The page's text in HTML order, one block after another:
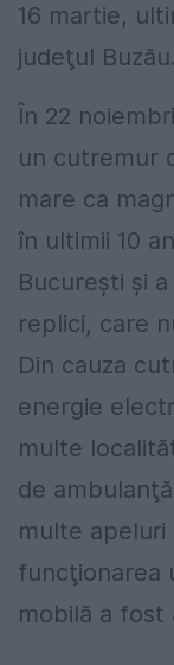
16 martie,
judeţul Buzău.
În 22
un cutremur
mare ca
în ultimii 10
Bucureşti şi
replici, care
Din cauza
energie
multe
de
multe
funcţionarea
mobilă a